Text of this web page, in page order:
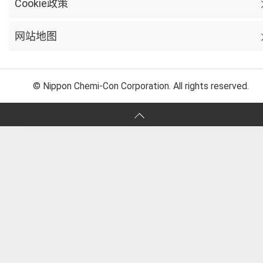
Cookie政策
网站地图
© Nippon Chemi-Con Corporation. All rights reserved.